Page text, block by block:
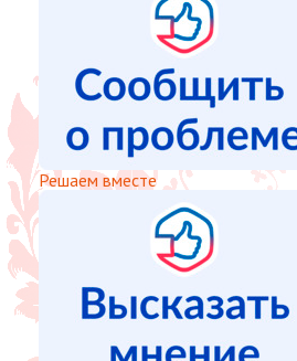
Решаем вместе